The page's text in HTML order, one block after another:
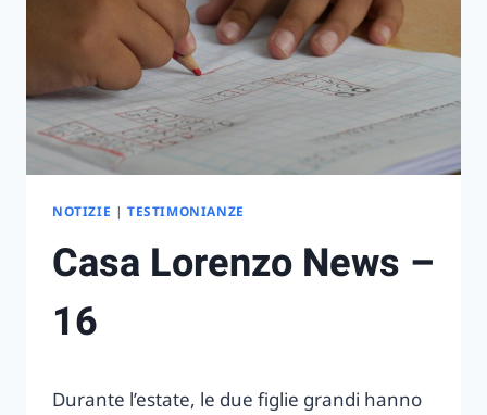
NOTIZIE | TESTIMONIANZE
Casa Lorenzo News –
16
Durante l’estate, le due figlie grandi hanno